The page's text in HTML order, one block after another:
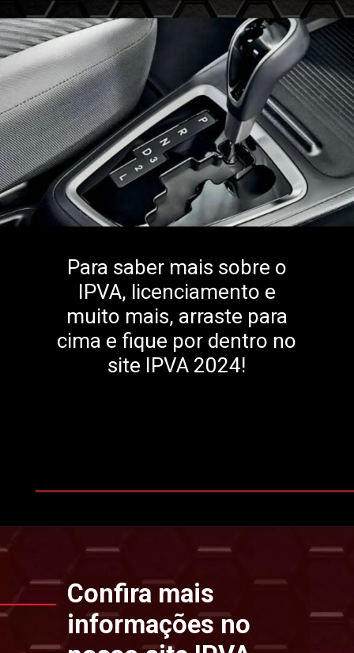
Para saber mais sobre o
IPVA, licenciamento e
muito mais, arraste para
cima e fique por dentro no
site IPVA 2024!
Openinghttps://www.ipvaconsulta.app.br/
Confira mais
informações no